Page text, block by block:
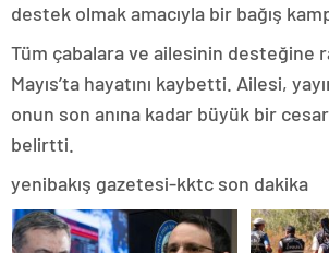
destek olmak amacıyla bir bağış
Tüm çabalara ve ailesinin desteğine
Mayıs’ta hayatını kaybetti. Ailesi,
onun son anına kadar büyük bir
belirtti.
yenibakış gazetesi-kktc son dakika